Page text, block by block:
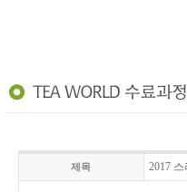
제목 2017